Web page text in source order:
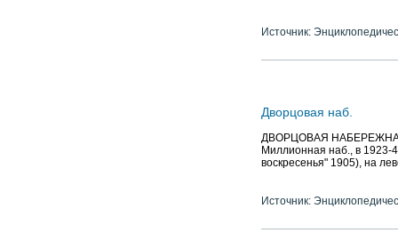
Источник:
Дворцовая наб.
ДВОРЦОВАЯ НАБЕРЕЖНАЯ
Миллионная наб., в 1923-
воскресенья" 1905), на
Источник: